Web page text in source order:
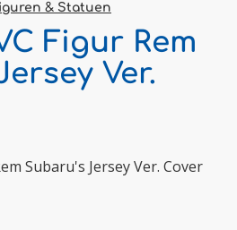
& Statuen
Figur Rem
Ver.